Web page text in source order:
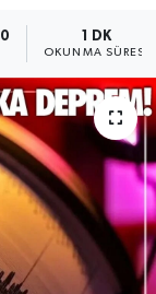
1 DK
OKUNMA SÜRESI